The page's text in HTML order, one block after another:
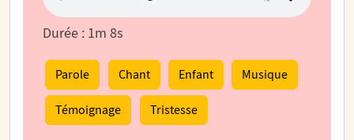
Durée : 1m 8s
Parole Chant Enfant Musique
Témoignage Tristesse